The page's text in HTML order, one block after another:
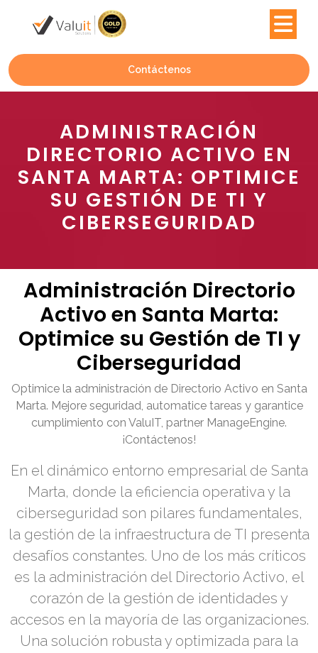
Contáctenos
ADMINISTRACIÓN
DIRECTORIO ACTIVO EN
SANTA MARTA: OPTIMICE
SU GESTIÓN DE TI Y
CIBERSEGURIDAD
Administración Directorio
Activo en Santa Marta:
Optimice su Gestión de TI y
Ciberseguridad
Optimice la administración de Directorio Activo en Santa
Marta. Mejore seguridad, automatice tareas y garantice
cumplimiento con ValuIT, partner ManageEngine.
¡Contáctenos!
En el dinámico entorno empresarial de Santa
Marta, donde la eficiencia operativa y la
ciberseguridad son pilares fundamentales,
la gestión de la infraestructura de TI presenta
desafíos constantes. Uno de los más críticos
es la administración del Directorio Activo, el
corazón de la gestión de identidades y
accesos en la mayoría de las organizaciones.
Una solución robusta y optimizada para la